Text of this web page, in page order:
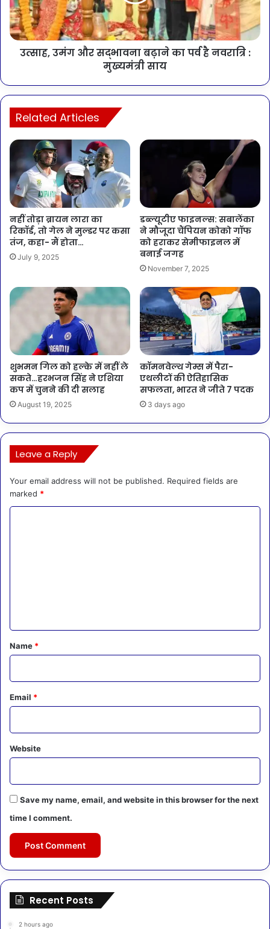
उत्साह, उमंग और सद्भावना बढ़ाने का पर्व है नवरात्रि :
मुख्यमंत्री साय
Related Articles
नहीं तोड़ा ब्रायन लारा का
रिकॉर्ड, तो गेल ने मुल्डर पर कसा
तंज, कहा- मैं होता…
July 9, 2025
डब्ल्यूटीए फाइनल्स: सबालेंका
ने मौजूदा चैंपियन कोको गॉफ
को हराकर सेमीफाइनल में
बनाई जगह
November 7, 2025
शुभमन गिल को हल्के में नहीं ले
सकते…हरभजन सिंह ने एशिया
कप में चुनने की दी सलाह
August 19, 2025
कॉमनवेल्थ गेम्स में पैरा-
एथलीटों की ऐतिहासिक
सफलता, भारत ने जीते 7 पदक
3 days ago
Leave a Reply
Your email address will not be published. Required fields are
marked *
*
Name *
Email *
Website
Save my name, email, and website in this browser for the next
time I comment.
Recent Posts
2 hours ago